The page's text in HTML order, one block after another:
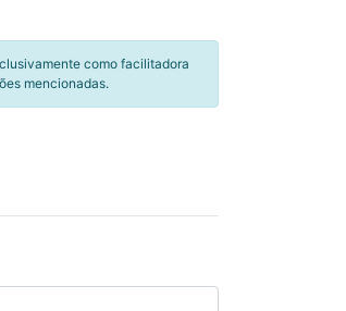
como facilitadora
mencionadas.